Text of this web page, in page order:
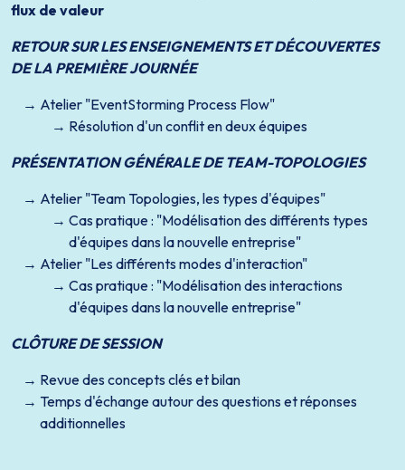
flux de valeur
RETOUR SUR LES ENSEIGNEMENTS ET DÉCOUVERTES
DE LA PREMIÈRE JOURNÉE
Atelier "EventStorming Process Flow"
Résolution d'un conflit en deux équipes
PRÉSENTATION GÉNÉRALE DE TEAM-TOPOLOGIES
Atelier "Team Topologies, les types d'équipes"
Cas pratique : "Modélisation des différents types
d'équipes dans la nouvelle entreprise"
Atelier "Les différents modes d'interaction"
Cas pratique : "Modélisation des interactions
d'équipes dans la nouvelle entreprise"
CLÔTURE DE SESSION
Revue des concepts clés et bilan
Temps d'échange autour des questions et réponses
additionnelles